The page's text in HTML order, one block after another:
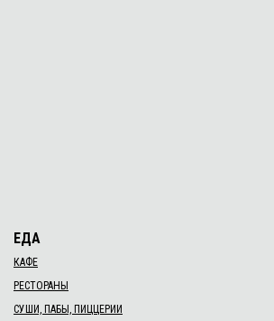
ЕДА
КАФЕ
РЕСТОРАНЫ
СУШИ, ПАБЫ, ПИЦЦЕРИИ